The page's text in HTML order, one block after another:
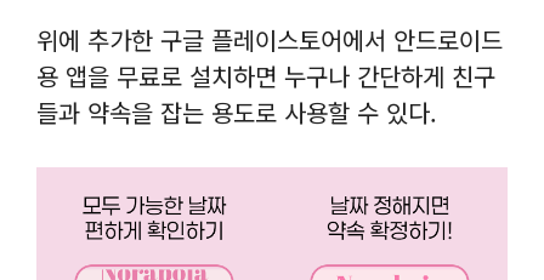
위에 추가한 구글 플레이스토어에서 안드로이드
용 앱을 무료로 설치하면 누구나 간단하게 친구
들과 약속을 잡는 용도로 사용할 수 있다.